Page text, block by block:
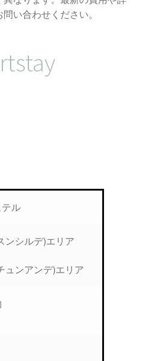
い合わせください。
ル
ンシルデ)エリア
ュンアンデ)エリア